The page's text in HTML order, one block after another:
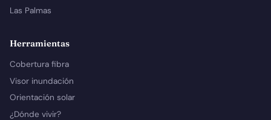
Las Palmas
Herramientas
Cobertura fibra
Visor inundación
Orientación solar
¿Dónde vivir?